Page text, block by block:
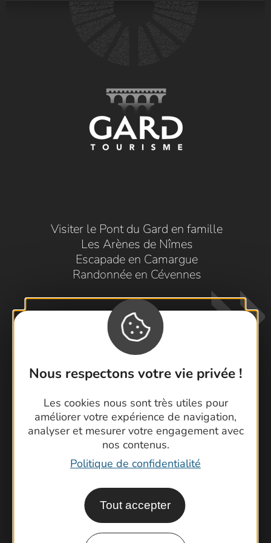
Nous respectons votre vie privée !
Les cookies nous sont très utiles pour
améliorer votre expérience de navigation,
analyser et mesurer votre engagement avec
nos contenus.
Politique de confidentialité
Tout accepter
Visiter le Pont du Gard en famille
Les Arènes de Nîmes
Escapade en Camargue
Randonnée en Cévennes
Contactez-nous !
Foire aux questions
Brochures
Cartoguides et Topoguides
Latitude Gard